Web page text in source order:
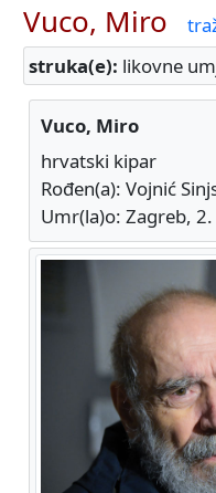
Vuco, Miro
struka(e): likovne
Vuco, Miro
hrvatski kipar
Rođen(a): Vojnić
Umr(la)o: Zagreb,